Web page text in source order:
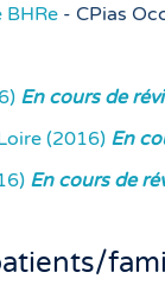
- CPias
En cours de
(2016) En
En cours de